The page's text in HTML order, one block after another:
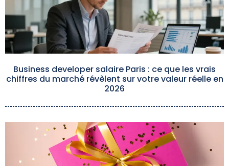
Business developer salaire Paris : ce que les vrais
chiffres du marché révèlent sur votre valeur réelle en
2026